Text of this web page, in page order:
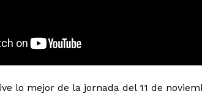
lo mejor de la jornada del 11 de